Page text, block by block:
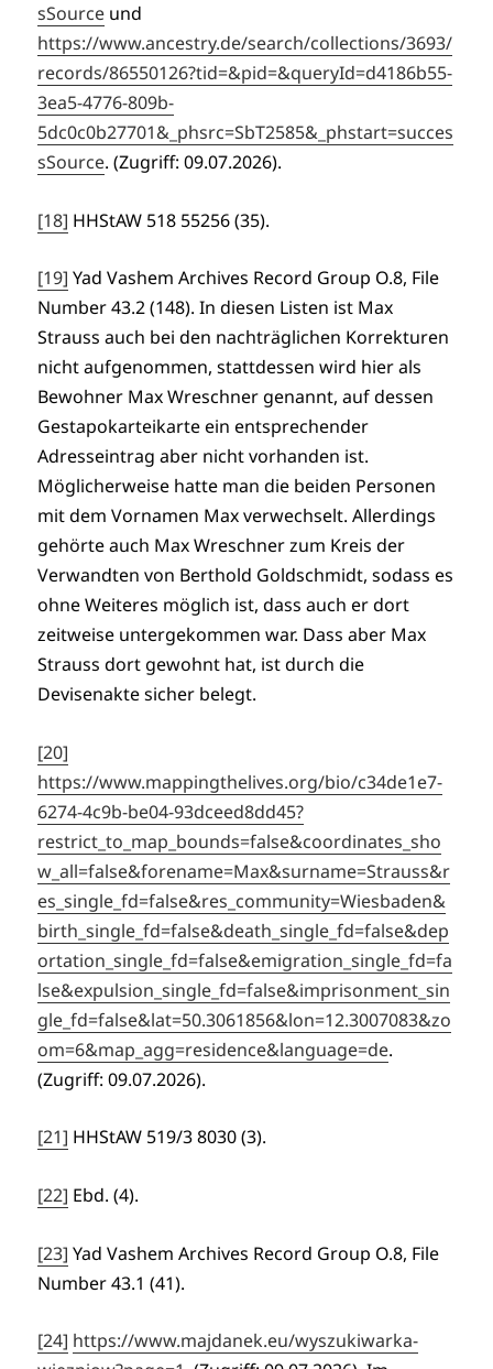
sSource und
https://www.ancestry.de/search/collections/3693/
records/86550126?tid=&pid=&queryId=d4186b55-
3ea5-4776-809b-
5dc0c0b27701&_phsrc=SbT2585&_phstart=succes
sSource. (Zugriff: 09.07.2026).
[18] HHStAW 518 55256 (35).
[19] Yad Vashem Archives Record Group O.8, File
Number 43.2 (148). In diesen Listen ist Max
Strauss auch bei den nachträglichen Korrekturen
nicht aufgenommen, stattdessen wird hier als
Bewohner Max Wreschner genannt, auf dessen
Gestapokarteikarte ein entsprechender
Adresseintrag aber nicht vorhanden ist.
Möglicherweise hatte man die beiden Personen
mit dem Vornamen Max verwechselt. Allerdings
gehörte auch Max Wreschner zum Kreis der
Verwandten von Berthold Goldschmidt, sodass es
ohne Weiteres möglich ist, dass auch er dort
zeitweise untergekommen war. Dass aber Max
Strauss dort gewohnt hat, ist durch die
Devisenakte sicher belegt.
[20]
https://www.mappingthelives.org/bio/c34de1e7-
6274-4c9b-be04-93dceed8dd45?
restrict_to_map_bounds=false&coordinates_sho
w_all=false&forename=Max&surname=Strauss&r
es_single_fd=false&res_community=Wiesbaden&
birth_single_fd=false&death_single_fd=false&dep
ortation_single_fd=false&emigration_single_fd=fa
lse&expulsion_single_fd=false&imprisonment_sin
gle_fd=false&lat=50.3061856&lon=12.3007083&zo
om=6&map_agg=residence&language=de.
(Zugriff: 09.07.2026).
[21] HHStAW 519/3 8030 (3).
[22] Ebd. (4).
[23] Yad Vashem Archives Record Group O.8, File
Number 43.1 (41).
[24] https://www.majdanek.eu/wyszukiwarka-